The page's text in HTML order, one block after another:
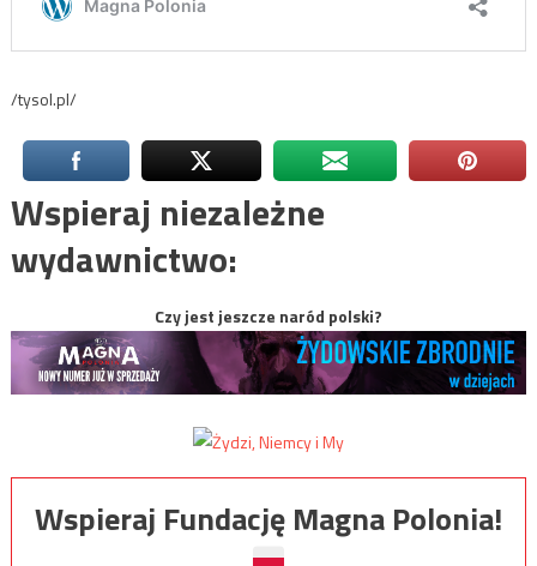
/tysol.pl/
Wspieraj niezależne
wydawnictwo:
Czy jest jeszcze naród polski?
Wspieraj Fundację Magna Polonia!